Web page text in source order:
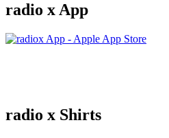
radio x App
radio x Shirts